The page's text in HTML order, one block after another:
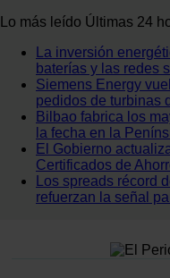
Lo más leído Últimas 24
La inversión
baterías y las redes
Siemens Energy
pedidos de turbinas
Bilbao fabrica los
la fecha en la
El Gobierno
Certificados de
Los spreads récord
refuerzan la señal